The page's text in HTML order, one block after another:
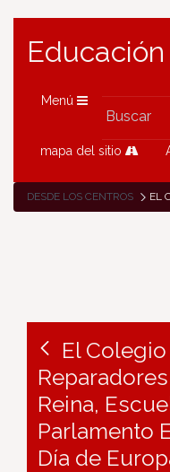
Educación
Menú
mapa del sitio
DESDE LOS CENTROS EL COLEGIO PADRES
El
Reina,
Parlamento
Día de